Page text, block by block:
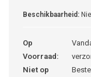
Beschikbaarheid:
Op
Voorraad:
Niet op